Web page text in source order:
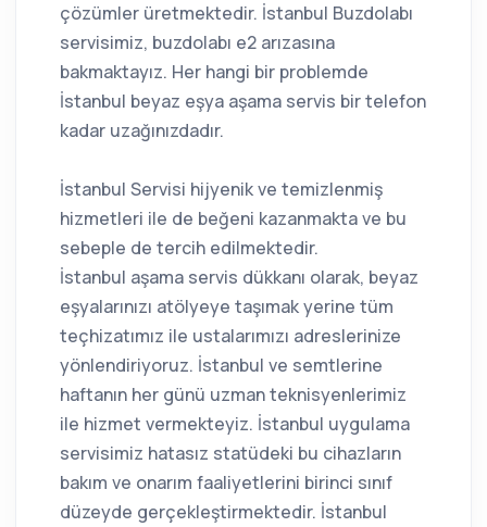
çözümler üretmektedir. İstanbul Buzdolabı
servisimiz, buzdolabı e2 arızasına
bakmaktayız. Her hangi bir problemde
İstanbul beyaz eşya aşama servis bir telefon
kadar uzağınızdadır.
İstanbul Servisi hijyenik ve temizlenmiş
hizmetleri ile de beğeni kazanmakta ve bu
sebeple de tercih edilmektedir.
İstanbul aşama servis dükkanı olarak, beyaz
eşyalarınızı atölyeye taşımak yerine tüm
teçhizatımız ile ustalarımızı adreslerinize
yönlendiriyoruz. İstanbul ve semtlerine
haftanın her günü uzman teknisyenlerimiz
ile hizmet vermekteyiz. İstanbul uygulama
servisimiz hatasız statüdeki bu cihazların
bakım ve onarım faaliyetlerini birinci sınıf
düzeyde gerçekleştirmektedir. İstanbul